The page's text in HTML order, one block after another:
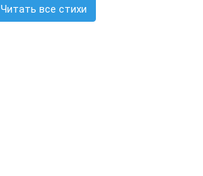
Читать все стихи